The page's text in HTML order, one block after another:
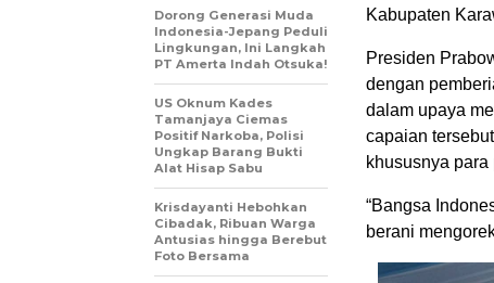
Kabupaten
Presiden
dengan
dalam upaya
capaian
khususnya para
“Bangsa
berani
Dorong Generasi Muda
Indonesia-Jepang Peduli
Lingkungan, Ini Langkah
PT Amerta Indah Otsuka!
US Oknum Kades
Tamanjaya Ciemas
Positif Narkoba, Polisi
Ungkap Barang Bukti
Alat Hisap Sabu
Krisdayanti Hebohkan
Cibadak, Ribuan Warga
Antusias hingga Berebut
Foto Bersama